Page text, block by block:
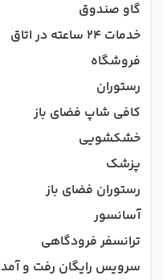
گاو صندوق
خدمات 24 ساعته در اتاق
فروشگاه
رستوران
کافی شاپ فضای باز
خشکشویی
پزشک
رستوران فضای باز
آسانسور
ترانسفر فرودگاهی
سرویس رایگان رفت و آمد